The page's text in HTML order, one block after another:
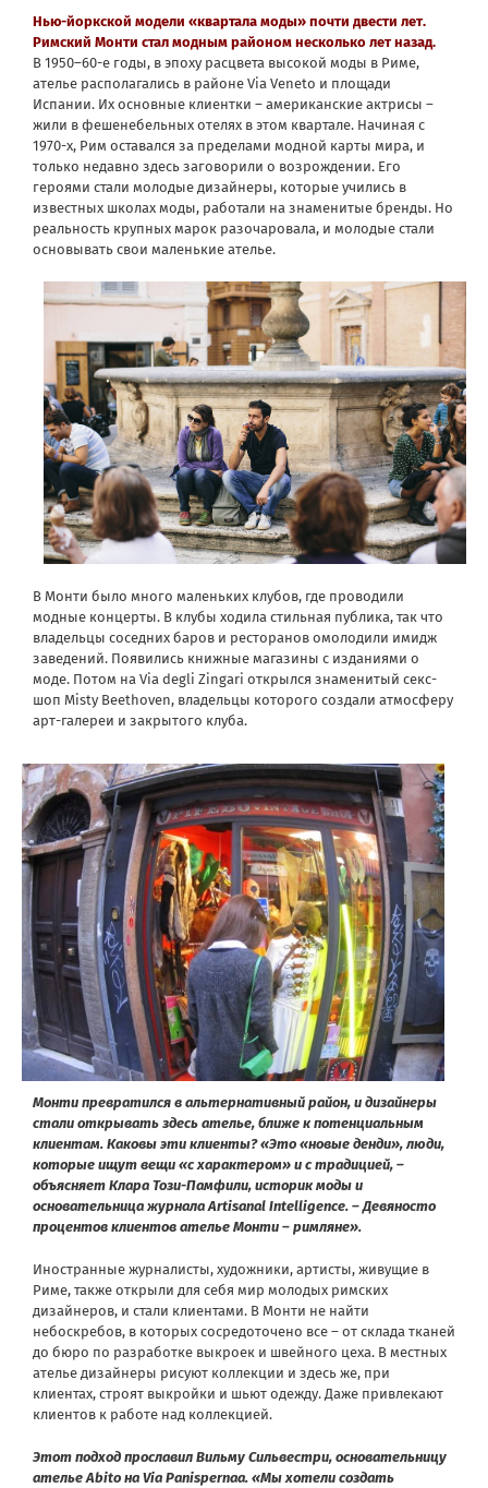
Нью-йоркской модели «квартала моды» почти двести лет.
Римский Монти стал модным районом несколько лет назад.
В 1950–60-е годы, в эпоху расцвета высокой моды в Риме,
ателье располагались в районе Via Veneto и площади
Испании. Их основные клиентки – американские актрисы –
жили в фешенебельных отелях в этом квартале. Начиная с
1970-х, Рим оставался за пределами модной карты мира, и
только недавно здесь заговорили о возрождении. Его
героями стали молодые дизайнеры, которые учились в
известных школах моды, работали на знаменитые бренды. Но
реальность крупных марок разочаровала, и молодые стали
основывать свои маленькие ателье.
В Монти было много маленьких клубов, где проводили
модные концерты. В клубы ходила стильная публика, так что
владельцы соседних баров и ресторанов омолодили имидж
заведений. Появились книжные магазины с изданиями о
моде. Потом на Via degli Zingari открылся знаменитый секс-
шоп Misty Beethoven, владельцы которого создали атмосферу
арт-галереи и закрытого клуба.
Монти превратился в альтернативный район, и дизайнеры
стали открывать здесь ателье, ближе к потенциальным
клиентам. Каковы эти клиенты? «Это «новые денди», люди,
которые ищут вещи «с характером» и с традицией, –
объясняет Клара Този-Памфили, историк моды и
основательница журнала Artisanal Intelligence. – Девяносто
процентов клиентов ателье Монти – римляне».
Иностранные журналисты, художники, артисты, живущие в
Риме, также открыли для себя мир молодых римских
дизайнеров, и стали клиентами. В Монти не найти
небоскребов, в которых сосредоточено все – от склада тканей
до бюро по разработке выкроек и швейного цеха. В местных
ателье дизайнеры рисуют коллекции и здесь же, при
клиентах, строят выкройки и шьют одежду. Даже привлекают
клиентов к работе над коллекцией.
Этот подход прославил Вильму Сильвестри, основательницу
ателье Abito на Via Panispernaа. «Мы хотели создать